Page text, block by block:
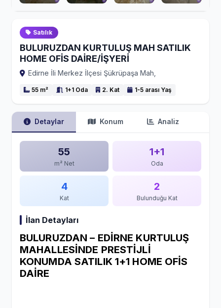
Satılık
BULURUZDAN KURTULUŞ MAH SATILIK
HOME OFİS DAİRE/İŞYERİ
Edirne İli Merkez İlçesi Şükrüpaşa Mah,
55 m² 1+1 Oda 2. Kat 1-5 arası Yaş
Detaylar Konum Analiz
55
m² Net
1+1
Oda
4
Kat
2
Bulunduğu Kat
İlan Detayları
BULURUZDAN – EDİRNE KURTULUŞ
MAHALLESİNDE PRESTİJLİ
KONUMDA SATILIK 1+1 HOME OFİS
DAİRE